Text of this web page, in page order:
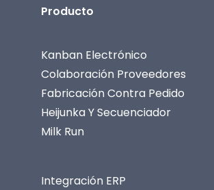
Producto
Kanban Electrónico
Colaboración Proveedores
Fabricación Contra Pedido
Heijunka Y Secuenciador
Milk Run
Integración ERP